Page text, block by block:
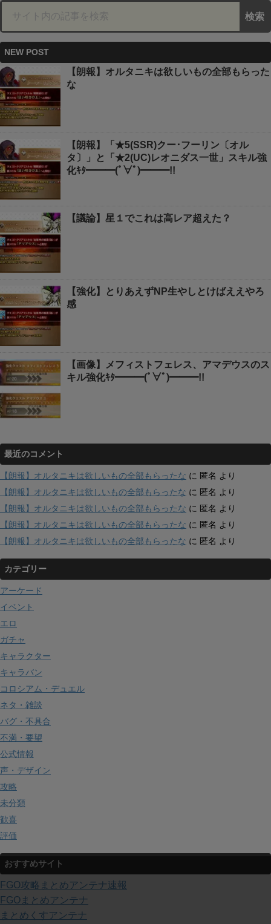
NEW POST
【朗報】オルタニキは欲しいもの全部もらった
な
【朗報】「★5(SSR)クー･フーリン〔オル
タ〕」と「★2(UC)レオニダス一世」スキル強
化ｷﾀ━━━(ﾟ∀ﾟ)━━━!!
【議論】星１でこれは高レア超えた？
【強化】とりあえずNP生やしとけばええやろ
感
【画像】メフィストフェレス、アマデウスのス
キル強化ｷﾀ━━━(ﾟ∀ﾟ)━━━!!
最近のコメント
【朗報】オルタニキは欲しいもの全部もらったな に 匿名 より
【朗報】オルタニキは欲しいもの全部もらったな に 匿名 より
【朗報】オルタニキは欲しいもの全部もらったな に 匿名 より
【朗報】オルタニキは欲しいもの全部もらったな に 匿名 より
【朗報】オルタニキは欲しいもの全部もらったな に 匿名 より
カテゴリー
アーケード
イベント
エロ
ガチャ
キャラクター
キャラバン
コロシアム・デュエル
ネタ・雑談
バグ・不具合
不満・要望
公式情報
声・デザイン
攻略
未分類
歓喜
評価
おすすめサイト
FGO攻略まとめアンテナ速報
FGOまとめアンテナ
まとめくすアンテナ